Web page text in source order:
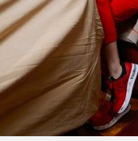
ШКОЛА ШЕФА:
ВРЕМЕНИ
Editor iLike.Today